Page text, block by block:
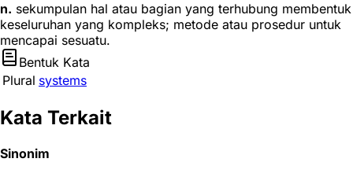
n. sekumpulan hal atau bagian yang terhubung membentuk
keseluruhan yang kompleks; metode atau prosedur untuk
mencapai sesuatu.
Bentuk Kata
Plural systems
Kata Terkait
Sinonim